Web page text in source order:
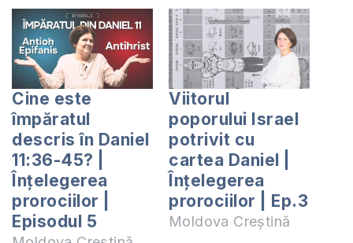
Cine este
împăratul
descris în Daniel
11:36-45? |
Înțelegerea
prorociilor |
Episodul 5
Viitorul
poporului Israel
potrivit cu
cartea Daniel |
Înțelegerea
prorociilor | Ep.3
Moldova Creștină